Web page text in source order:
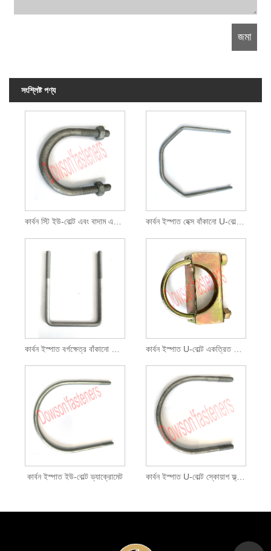
সংশ্লিষ্ট পণ্য
কার্বন ইস্পাত ইউ-বোল্ট ড্যাক্রোমেট কার্বন ইস্পাত U-বোল্ট স্কোয়াশ ফ্ল্যাট HDG